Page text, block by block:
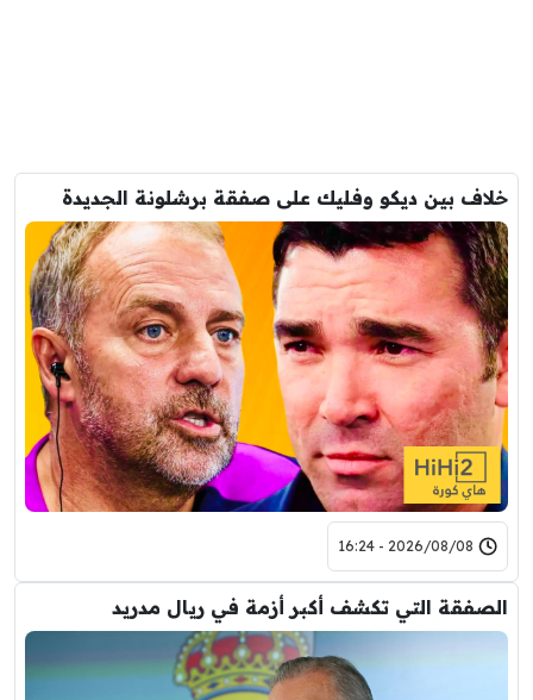
خلاف بين ديكو وفليك على صفقة برشلونة الجديدة
2026/08/08 - 16:24
الصفقة التي تكشف أكبر أزمة في ريال مدريد